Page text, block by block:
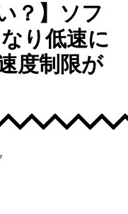
？】ソフ
り低速に
度制限が